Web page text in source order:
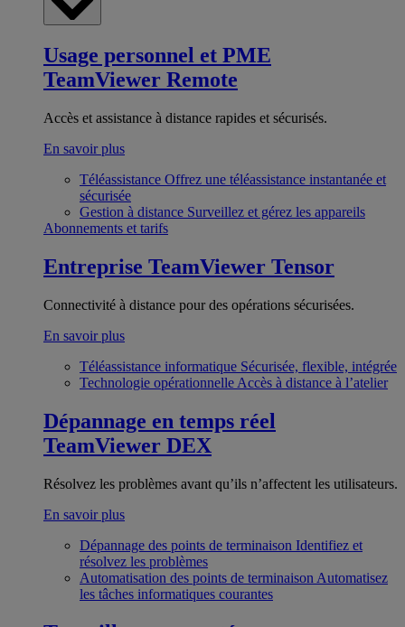
Usage personnel et PME
TeamViewer Remote
Accès et assistance à distance rapides et sécurisés.
En savoir plus
Téléassistance Offrez une téléassistance instantanée et
sécurisée
Gestion à distance Surveillez et gérez les appareils
Abonnements et tarifs
Entreprise TeamViewer Tensor
Connectivité à distance pour des opérations sécurisées.
En savoir plus
Téléassistance informatique Sécurisée, flexible, intégrée
Technologie opérationnelle Accès à distance à l’atelier
Dépannage en temps réel
TeamViewer DEX
Résolvez les problèmes avant qu’ils n’affectent les utilisateurs.
En savoir plus
Dépannage des points de terminaison Identifiez et
résolvez les problèmes
Automatisation des points de terminaison Automatisez
les tâches informatiques courantes